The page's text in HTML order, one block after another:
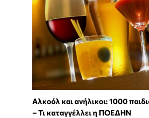
Αλκοόλ και ανήλικοι: 1000
– Τι καταγγέλλει η ΠΟΕΔΗΝ